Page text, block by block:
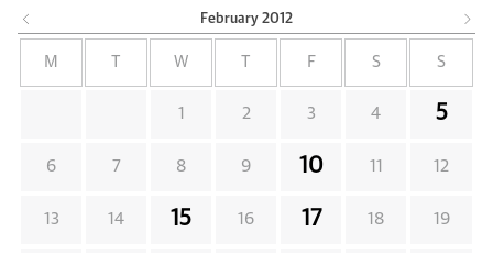
February 2012
M W F S S
1 2 3 4 5
6 7 8 9 10 11 12
13 14 15 16 17 18 19